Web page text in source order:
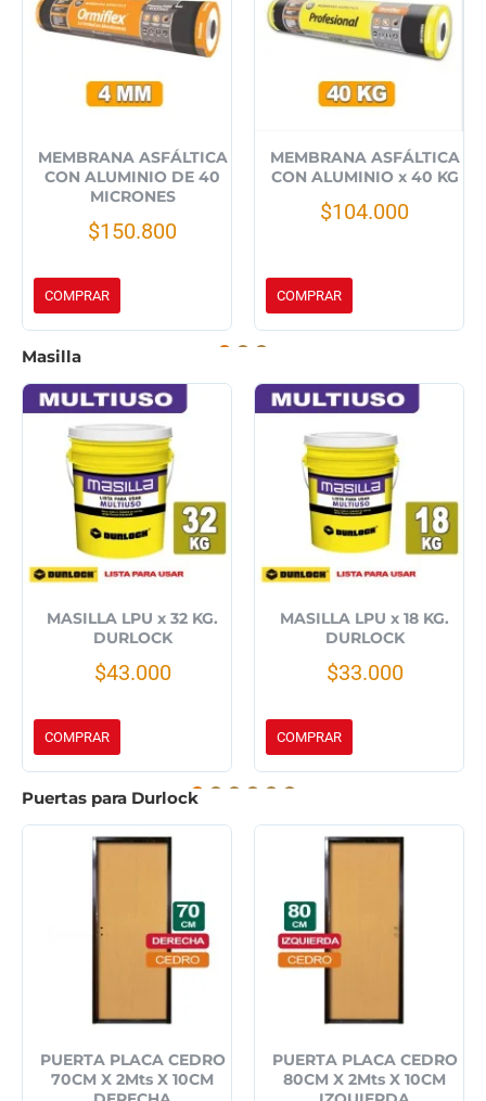
MEMBRANA ASFÁLTICA
CON ALUMINIO DE 40
MICRONES
$150.800
COMPRAR
MEMBRANA ASFÁLTICA
CON ALUMINIO x 40 KG
$104.000
COMPRAR
Masilla
MASILLA LPU x 32 KG.
DURLOCK
$43.000
COMPRAR
MASILLA LPU x 18 KG.
DURLOCK
$33.000
COMPRAR
Puertas para Durlock
PUERTA PLACA CEDRO
70CM X 2Mts X 10CM
PUERTA PLACA CEDRO
80CM X 2Mts X 10CM